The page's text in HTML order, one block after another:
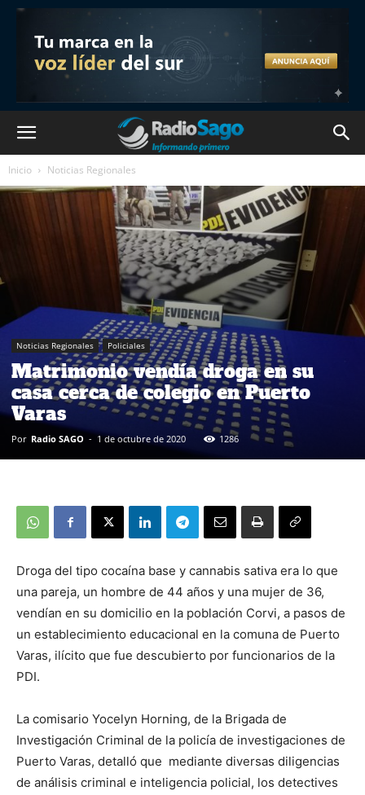
Inicio Noticias Regionales
Noticias Regionales Policiales
Matrimonio vendía droga en su
casa cerca de colegio en Puerto
Varas
Por Radio SAGO - 1 de octubre de 2020 1286
Droga del tipo cocaína base y cannabis sativa era lo que
una pareja, un hombre de 44 años y una mujer de 36,
vendían en su domicilio en la población Corvi, a pasos de
un establecimiento educacional en la comuna de Puerto
Varas, ilícito que fue descubierto por funcionarios de la
PDI.
La comisario Yocelyn Horning, de la Brigada de
Investigación Criminal de la policía de investigaciones de
Puerto Varas, detalló que mediante diversas diligencias
de análisis criminal e inteligencia policial, los detectives